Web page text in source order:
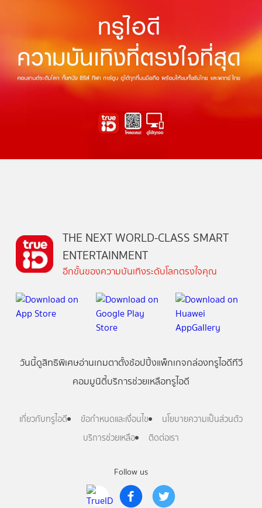
Follow us
THE NEXT WORLD-CLASS SMART
ENTERTAINMENT
อีกขั้นของความบันเทิงระดับโลกตรงใจคุณ
วันนี้ดูสิทธิพิเศษอ่านเกมตาตั้งช้อปปิ้งแพ็กเกจกล่องทรูไอดีทีวี
คอมมูนิตี้บริการช่วยเหลือทรูไอดี
เกี่ยวกับทรูไอดี ข้อกำหนดและเงื่อนไข
นโยบายความเป็นส่วนตัว
บริการช่วยเหลือ
ติดต่อเรา